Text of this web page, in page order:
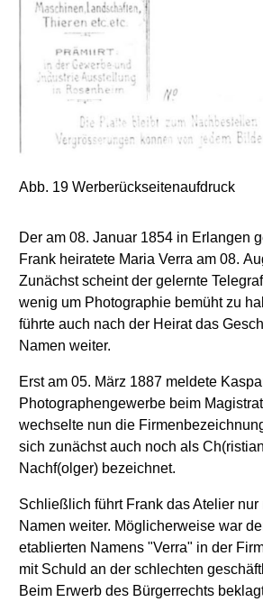
Abb. 19 Werberückseitenaufdruck
Der am 08. Januar 1854 in Erlangen
Frank heiratete Maria Verra am 08.
Zunächst scheint der gelernte
wenig um Photographie bemüht zu
führte auch nach der Heirat das
Namen weiter.
Erst am 05. März 1887 meldete
Photographengewerbe beim
wechselte nun die
sich zunächst auch noch als
Nachf(olger) bezeichnet.
Schließlich führt Frank das Atelier
Namen weiter. Möglicherweise war
etablierten Namens "Verra" in der
mit Schuld an der schlechten
Beim Erwerb des Bürgerrechts